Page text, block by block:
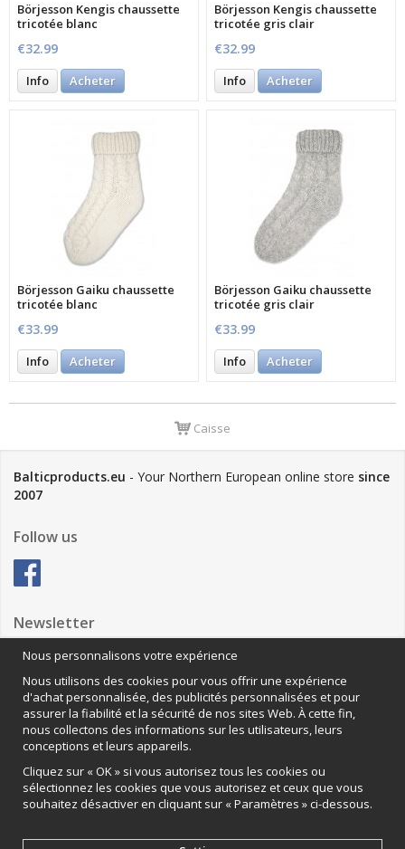
Börjesson Kengis chaussette
tricotée blanc
€32.99
Info Acheter
Börjesson Kengis chaussette
tricotée gris clair
€32.99
Info Acheter
Börjesson Gaiku chaussette
tricotée blanc
€33.99
Info Acheter
Börjesson Gaiku chaussette
tricotée gris clair
€33.99
Info Acheter
Caisse
Balticproducts.eu - Your Northern European online store since
2007
Follow us
Newsletter
Anmäl mig
Nous contacter
VAMOS Commerce AB
Organisationsnummer: 559502-0453
Nous personnalisons votre expérience
Nous utilisons des cookies pour vous offrir une expérience
d'achat personnalisée, des publicités personnalisées et pour
assurer la fiabilité et la sécurité de nos sites Web. À cette fin,
nous collectons des informations sur les utilisateurs, leurs
conceptions et leurs appareils.
Cliquez sur « OK » si vous autorisez tous les cookies ou
sélectionnez les cookies que vous autorisez et ceux que vous
souhaitez désactiver en cliquant sur « Paramètres » ci-dessous.